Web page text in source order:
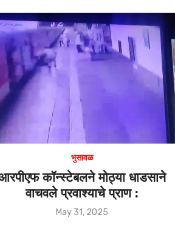
A
p
p
b
o
o
k
भुसावळ
कॉन्स्टेबलने मोठ्या धाडसाने
वाचवले प्रवाश्याचे प्राण :
Posted
May 31, 2025